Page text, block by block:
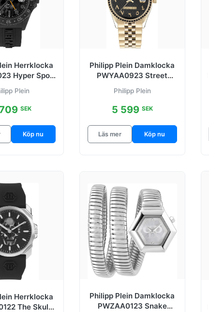
Herrklocka
Hyper Sport
Plein
SEK
Köp nu
Philipp Plein Damklocka
PWYAA0923 Street
Svart/Gulguldtonat
Philipp Plein
5 599 SEK
Läs mer Köp nu
Herrklocka
The Skull
Philipp Plein Damklocka
PWZAA0123 Snake